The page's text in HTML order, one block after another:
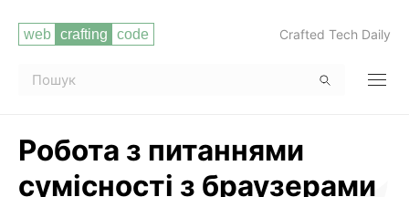
Crafted Tech Daily
Робота з питаннями
сумісності з браузерами